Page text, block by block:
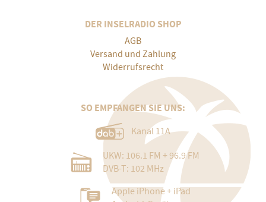
DER INSELRADIO SHOP
AGB
Versand und Zahlung
Widerrufsrecht
SO EMPFANGEN SIE UNS:
Kanal 11A
UKW: 106.1 FM + 96.9 FM
DVB-T: 102 MHz
Apple iPhone + iPad